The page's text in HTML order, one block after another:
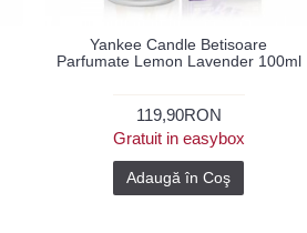
Yankee Candle Betisoare
Parfumate Lemon Lavender 100ml
119,90RON
Gratuit in easybox
Adaugă în Coş